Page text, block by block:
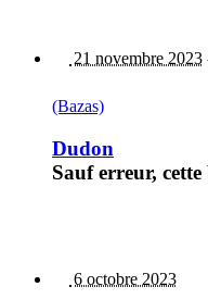
21 novembre 2023
(Bazas)
Dudon
Sauf erreur,
6 octobre 2023